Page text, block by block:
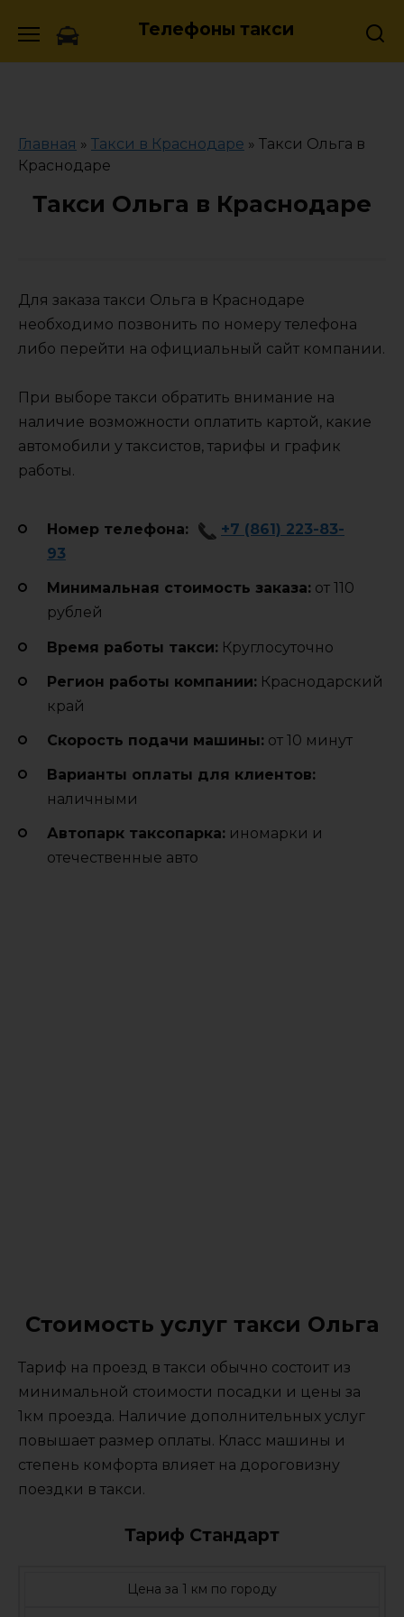
Телефоны такси
Главная » Такси в Краснодаре » Такси Ольга в
Краснодаре
Такси Ольга в Краснодаре
Для заказа такси Ольга в Краснодаре
необходимо позвонить по номеру телефона
либо перейти на официальный сайт компании.
При выборе такси обратить внимание на
наличие возможности оплатить картой, какие
автомобили у таксистов, тарифы и график
работы.
Номер телефона:
+7 (861) 223-83-
93
Минимальная стоимость заказа: от 110
рублей
Время работы такси: Круглосуточно
Регион работы компании: Краснодарский
край
Cкорость подачи машины: от 10 минут
Варианты оплаты для клиентов:
наличными
Автопарк таксопарка: иномарки и
отечественные авто
Стоимость услуг такси Ольга
Тариф на проезд в такси обычно состоит из
минимальной стоимости посадки и цены за
1км проезда. Наличие дополнительных услуг
повышает размер оплаты. Класс машины и
степень комфорта влияет на дороговизну
поездки в такси.
Тариф Стандарт
Цена за 1 км по городу